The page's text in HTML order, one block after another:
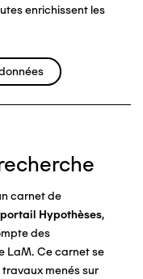
enrichissent les
carnet de
portail Hypothèses,
des
LaM. Ce carnet se
menés sur